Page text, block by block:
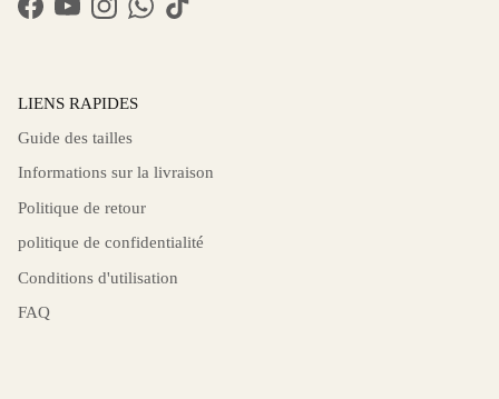
Facebook
YouTubeInstagramWhatsApp
TikTok
LIENS RAPIDES
Guide des tailles
Informations sur la livraison
Politique de retour
politique de confidentialité
Conditions d'utilisation
FAQ